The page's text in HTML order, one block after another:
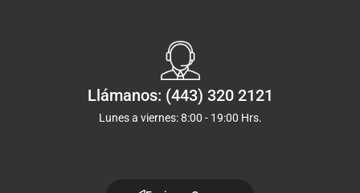
Llámanos: (443) 320 2121
Lunes a viernes: 8:00 - 19:00 Hrs.